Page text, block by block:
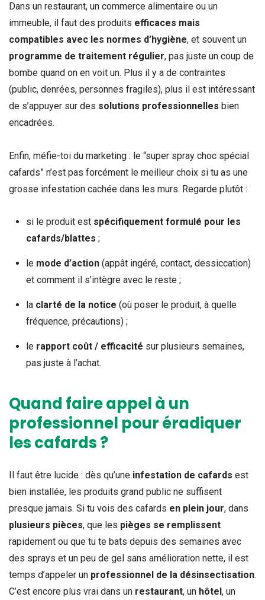
Dans un restaurant, un commerce alimentaire ou un
immeuble, il faut des produits efficaces mais
compatibles avec les normes d’hygiène, et souvent un
programme de traitement régulier, pas juste un coup de
bombe quand on en voit un. Plus il y a de contraintes
(public, denrées, personnes fragiles), plus il est intéressant
de s’appuyer sur des solutions professionnelles bien
encadrées.
Enfin, méfie-toi du marketing : le “super spray choc spécial
cafards” n’est pas forcément le meilleur choix si tu as une
grosse infestation cachée dans les murs. Regarde plutôt :
si le produit est spécifiquement formulé pour les
cafards/blattes ;
le mode d’action(appât ingéré, contact, dessiccation)
et comment il s’intègre avec le reste ;
la clarté de la notice (où poser le produit, à quelle
fréquence, précautions) ;
le rapport coût / efficacité sur plusieurs semaines,
pas juste à l’achat.
Quand faire appel à un
professionnel pour éradiquer
les cafards ?
Il faut être lucide : dès qu’une infestation de cafards est
bien installée, les produits grand public ne suffisent
presque jamais. Si tu vois des cafards en plein jour, dans
plusieurs pièces, que les pièges se remplissent
rapidement ou que tu te bats depuis des semaines avec
des sprays et un peu de gel sans amélioration nette, il est
temps d’appeler un professionnel de la désinsectisation.
C’est encore plus vrai dans un restaurant, un hôtel , un